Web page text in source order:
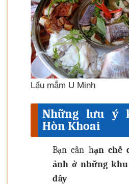
Lẩu mắm U Minh
Những lưu ý
Hòn Khoai
Bạn cần hạn chế
ảnh ở những
đây